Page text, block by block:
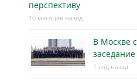
перспективу
10 месяцев назад
В Москве
1 год назад